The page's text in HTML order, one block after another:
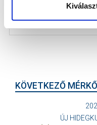
KÖVETKEZŐ
ÚJ